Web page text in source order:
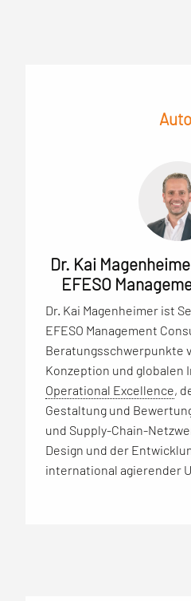
Dr. Kai
EFESO
Dr. Kai Magenheimer ist
EFESO Management
Beratungsschwerpunkte
Konzeption und globalen
Operational Excellence,
Gestaltung und
und Supply-Chain-
Design und der
international agierender